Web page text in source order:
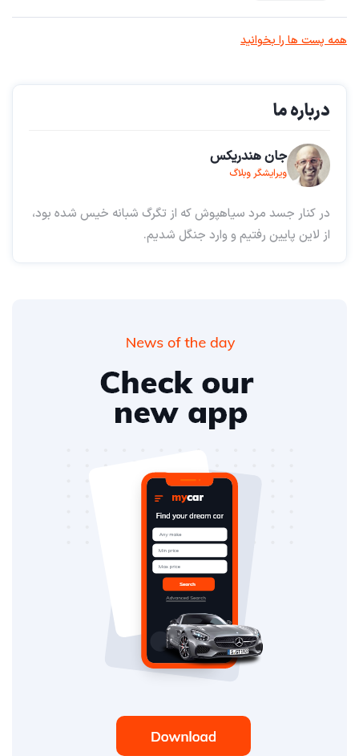
همه پست ها را بخوانید
درباره ما
جان هندریکس
ویرایشگر وبلاگ
در کنار جسد مرد سیاهپوش که از تگرگ شبانه خیس شده بود،
از لاین پایین رفتیم و وارد جنگل شدیم.